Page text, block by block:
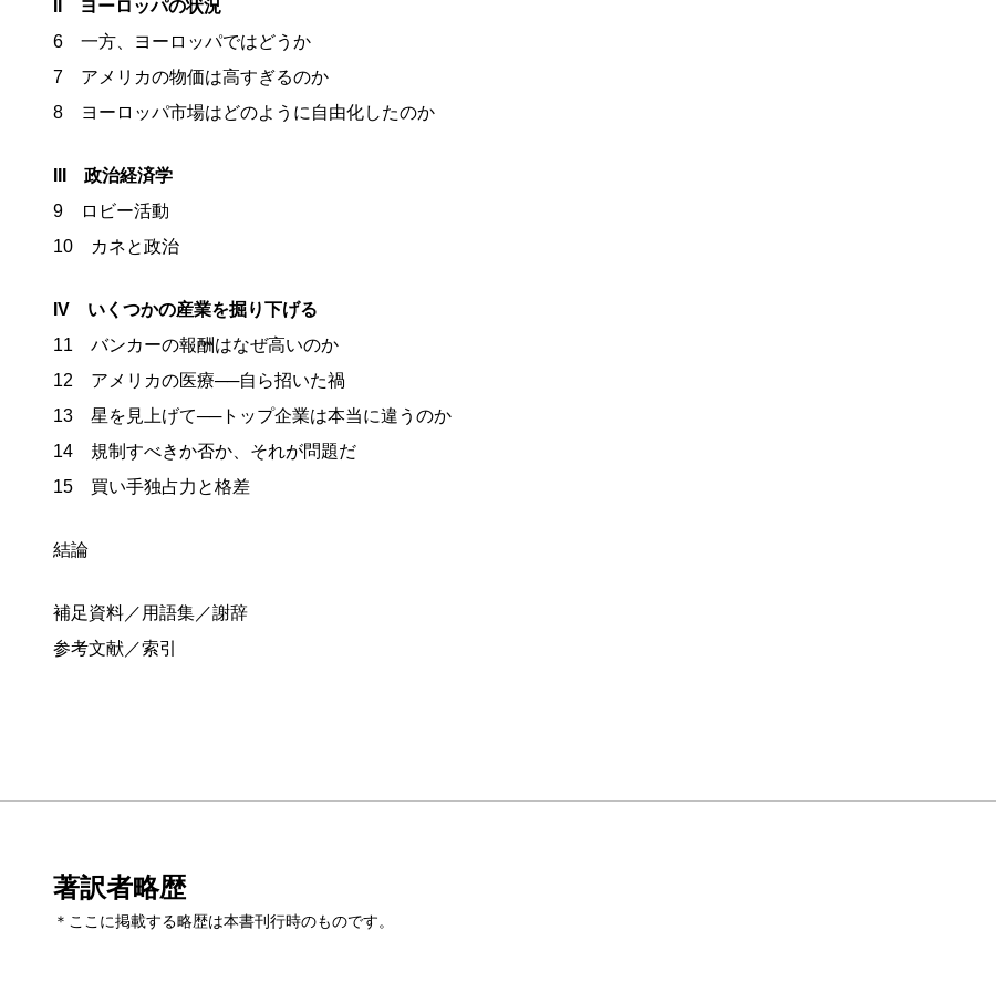
II ヨーロッパの状況
6 一方、ヨーロッパではどうか
7 アメリカの物価は高すぎるのか
8 ヨーロッパ市場はどのように自由化したのか
III 政治経済学
9 ロビー活動
10 カネと政治
IV いくつかの産業を掘り下げる
11 バンカーの報酬はなぜ高いのか
12 アメリカの医療──自ら招いた禍
13 星を見上げて──トップ企業は本当に違うのか
14 規制すべきか否か、それが問題だ
15 買い手独占力と格差
結論
補足資料／用語集／謝辞
参考文献／索引
著訳者略歴
＊ここに掲載する略歴は本書刊行時のものです。